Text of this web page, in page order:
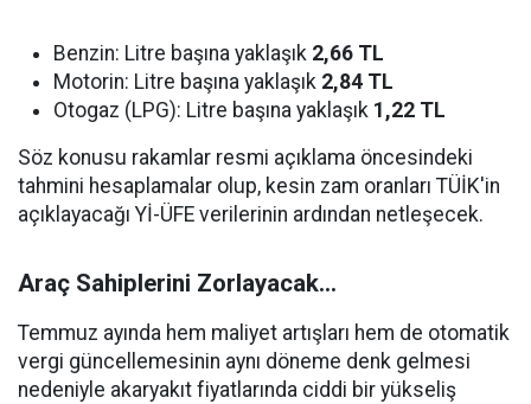
Benzin: Litre başına yaklaşık 2,66 TL
Motorin: Litre başına yaklaşık 2,84 TL
Otogaz (LPG): Litre başına yaklaşık 1,22 TL
Söz konusu rakamlar resmi açıklama öncesindeki
tahmini hesaplamalar olup, kesin zam oranları TÜİK'in
açıklayacağı Yİ-ÜFE verilerinin ardından netleşecek.
Araç Sahiplerini Zorlayacak...
Temmuz ayında hem maliyet artışları hem de otomatik
vergi güncellemesinin aynı döneme denk gelmesi
nedeniyle akaryakıt fiyatlarında ciddi bir yükseliş